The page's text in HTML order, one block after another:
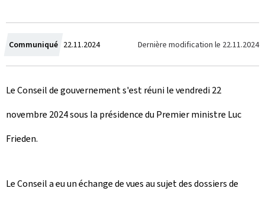
Communiqué C
r
é
e
22.11.2024 Dernière modification le 22.11.2024
Le Conseil de gouvernement s'est réuni le vendredi 22
novembre 2024 sous la présidence du Premier ministre Luc
Frieden.
Le Conseil a eu un échange de vues au sujet des dossiers de